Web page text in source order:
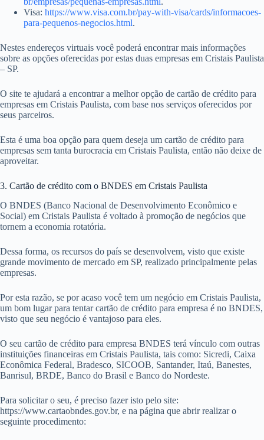
Visa: https://www.visa.com.br/pay-with-visa/cards/informacoes-
para-pequenos-negocios.html.
Nestes endereços virtuais você poderá encontrar mais informações
sobre as opções oferecidas por estas duas empresas em Cristais Paulista
– SP.
O site te ajudará a encontrar a melhor opção de cartão de crédito para
empresas em Cristais Paulista, com base nos serviços oferecidos por
seus parceiros.
Esta é uma boa opção para quem deseja um cartão de crédito para
empresas sem tanta burocracia em Cristais Paulista, então não deixe de
aproveitar.
3. Cartão de crédito com o BNDES em Cristais Paulista
O BNDES (Banco Nacional de Desenvolvimento Econômico e
Social) em Cristais Paulista é voltado à promoção de negócios que
tornem a economia rotatória.
Dessa forma, os recursos do país se desenvolvem, visto que existe
grande movimento de mercado em SP, realizado principalmente pelas
empresas.
Por esta razão, se por acaso você tem um negócio em Cristais Paulista,
um bom lugar para tentar cartão de crédito para empresa é no BNDES,
visto que seu negócio é vantajoso para eles.
O seu cartão de crédito para empresa BNDES terá vínculo com outras
instituições financeiras em Cristais Paulista, tais como: Sicredi, Caixa
Econômica Federal, Bradesco, SICOOB, Santander, Itaú, Banestes,
Banrisul, BRDE, Banco do Brasil e Banco do Nordeste.
Para solicitar o seu, é preciso fazer isto pelo site:
https://www.cartaobndes.gov.br, e na página que abrir realizar o
seguinte procedimento: